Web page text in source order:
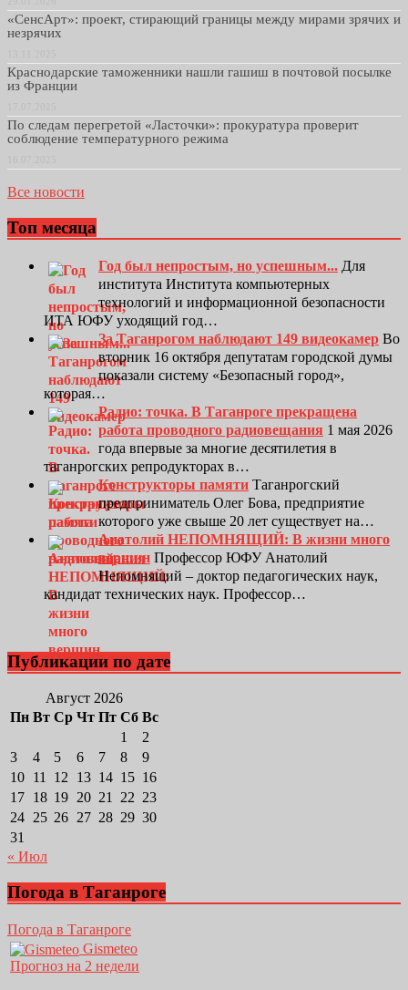
«СенсАрт»: проект, стирающий границы между мирами зрячих и
незрячих
Краснодарские таможенники нашли гашиш в почтовой посылке
из Франции
По следам перегретой «Ласточки»: прокуратура проверит
соблюдение температурного режима
Все новости
Топ месяца
Год был непростым, но успешным... Для
института Института компьютерных
технологий и информационной безопасности
ИТА ЮФУ уходящий год…
За Таганрогом наблюдают 149 видеокамер Во
вторник 16 октября депутатам городской думы
показали систему «Безопасный город»,
которая…
Радио: точка. В Таганроге прекращена
работа проводного радиовещания 1 мая 2026
года впервые за многие десятилетия в
таганрогских репродукторах в…
Конструкторы памяти Таганрогский
предприниматель Олег Бова, предприятие
которого уже свыше 20 лет существует на…
Анатолий НЕПОМНЯЩИЙ: В жизни много
вершин Профессор ЮФУ Анатолий
Непомнящий – доктор педагогических наук,
кандидат технических наук. Профессор…
Публикации по дате
Август 2026
Пн Вт Ср Чт Пт Сб Вс
1
2
3
4 5 6 7 8
9
10 11 12 13 14 15 16
17 18 19 20 21 22 23
24 25 26 27 28 29 30
31
« Июл
Погода в Таганроге
Погода в Таганроге
Gismeteo
Прогноз на 2 недели